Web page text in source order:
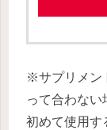
※サプリメン
って合わない
初めて使用す